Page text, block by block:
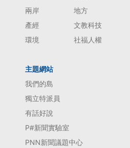
兩岸
地方
產經
文教科技
環境
社福人權
主題網站
我們的島
獨立特派員
有話好說
P#新聞實驗室
PNN新聞議題中心